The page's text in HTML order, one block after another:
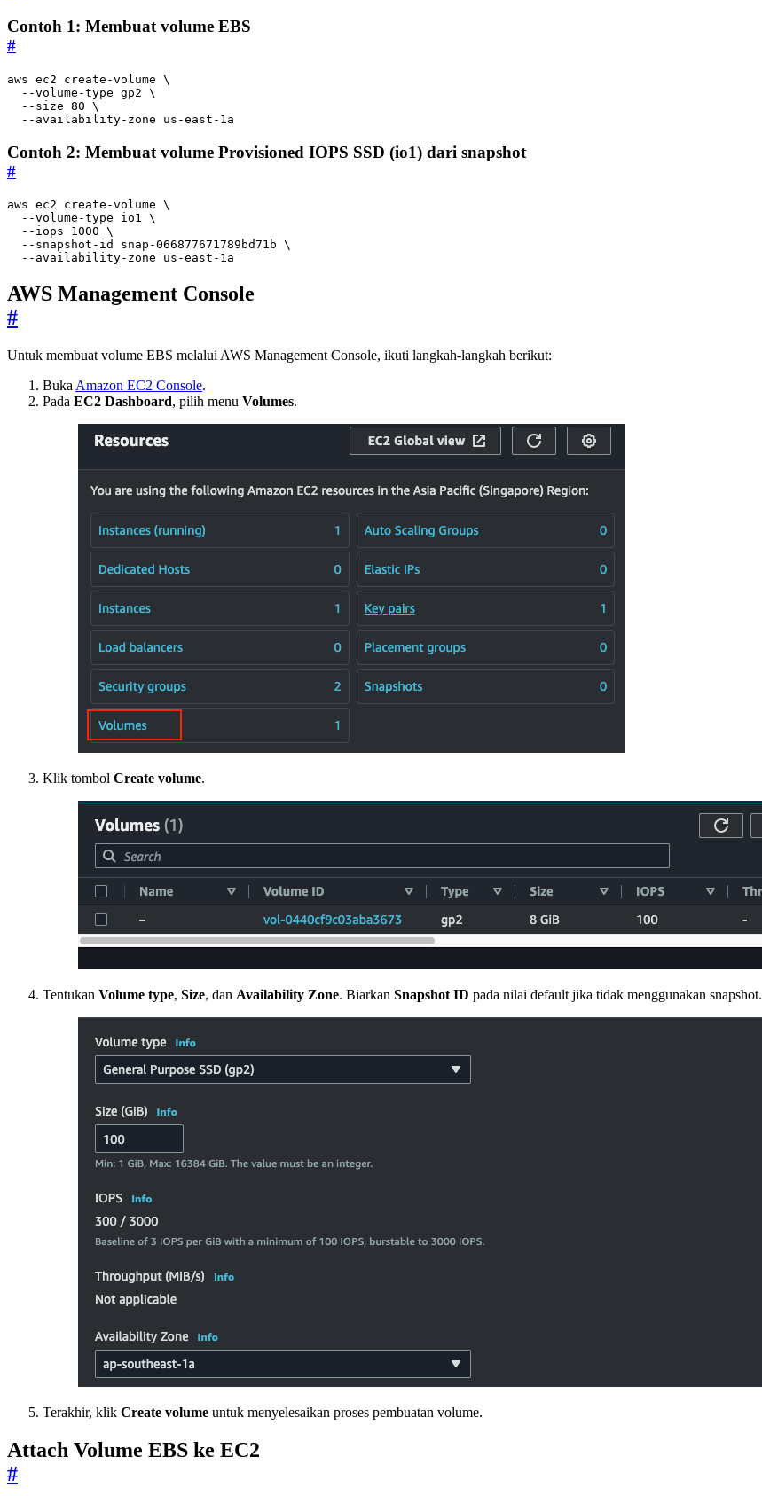
Contoh 1: Membuat volume EBS
#
aws ec2 create-volume
  --volume-type gp2
  --size
80
  --availability-zone us-east-1a
Contoh 2: Membuat volume Provisioned IOPS SSD (io1) dari snapshot
#
aws ec2 create-volume
  --volume-type io1
  --iops
1000
  --snapshot-id snap-066877671789bd71b
  --availability-zone us-east-1a
AWS Management Console
#
Untuk membuat volume EBS melalui AWS Management Console, ikuti langkah-langkah berikut:
Buka Amazon EC2 Console.
Pada EC2 Dashboard, pilih menu Volumes.
Klik tombol Create volume.
Tentukan Volume type, Size, dan Availability Zone. Biarkan Snapshot ID pada nilai default jika tidak menggunakan snapshot.
Terakhir, klik Create volume untuk menyelesaikan proses pembuatan volume.
Attach Volume EBS ke EC2
#